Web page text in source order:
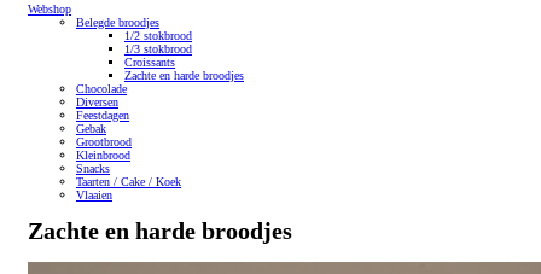
Webshop
Belegde broodjes
1/2 stokbrood
1/3 stokbrood
Croissants
Zachte en harde broodjes
Chocolade
Diversen
Feestdagen
Gebak
Grootbrood
Kleinbrood
Snacks
Taarten / Cake / Koek
Vlaaien
Zachte en harde broodjes